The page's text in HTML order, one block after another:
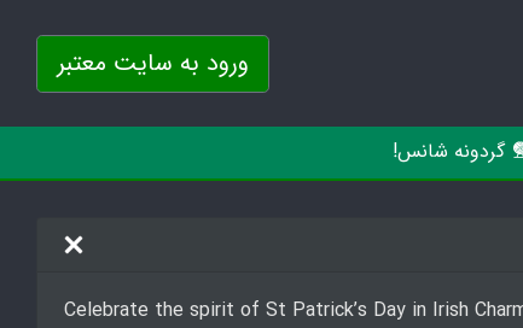
ورود به سایت معتبر
گردونه شانس!
Celebrate the spirit of St Patrick’s Day in Irish